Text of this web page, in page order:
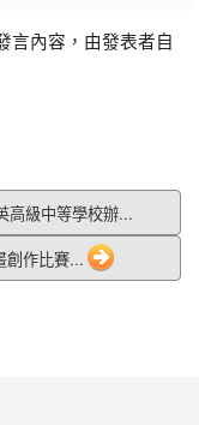
言內容，由發表者自
高級中等學校辦...
創作比賽...